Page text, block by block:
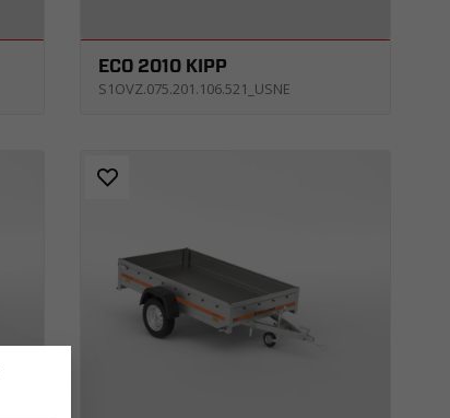
ECO 2010 KIPP
S1OVZ.075.201.106.521_USNE